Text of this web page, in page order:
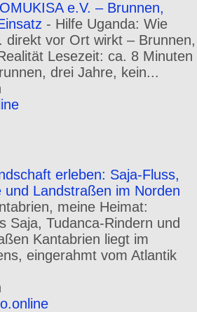
e.V. – Brunnen,
- Hilfe Uganda: Wie
direkt vor Ort wirkt – Brunnen,
Lesezeit: ca. 8 Minuten
drei Jahre, kein...
erleben: Saja-Fluss,
und Landstraßen im Norden
meine Heimat:
Saja, Tudanca-Rindern und
Kantabrien liegt im
eingerahmt vom Atlantik